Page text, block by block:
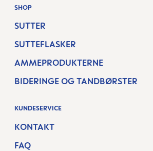
SHOP
SUTTER
SUTTEFLASKER
AMMEPRODUKTERNE
BIDERINGE OG TANDBØRSTER
KUNDESERVICE
KONTAKT
FAQ